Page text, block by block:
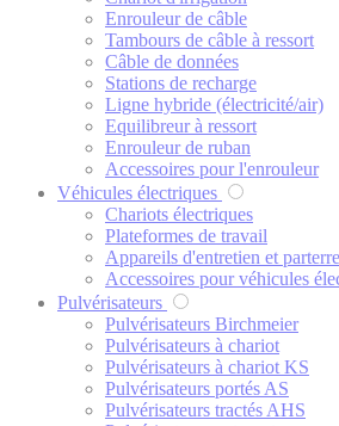
Enrouleur de câble
Tambours de câble à ressort
Câble de données
Stations de recharge
Ligne hybride (électricité/air)
Equilibreur à ressort
Enrouleur de ruban
Accessoires pour l'enrouleur
Véhicules électriques
Chariots électriques
Plateformes de travail
Appareils d'entretien et
Accessoires pour véhicules
Pulvérisateurs
Pulvérisateurs Birchmeier
Pulvérisateurs à chariot
Pulvérisateurs à chariot KS
Pulvérisateurs portés AS
Pulvérisateurs tractés AHS